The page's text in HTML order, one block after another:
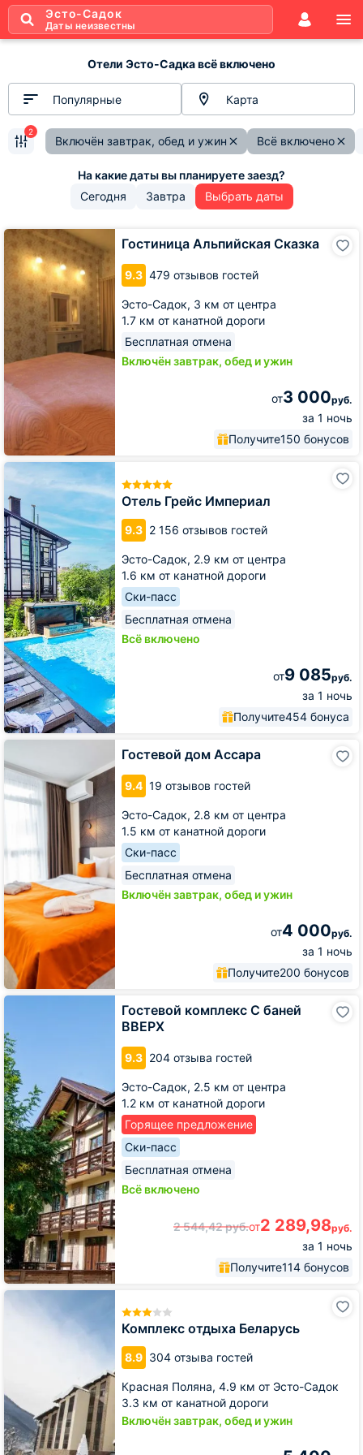
Эсто-Садок
Даты неизвестны
Отели Эсто-Садка всё включено
Популярные Карта
Включён завтрак, обед и ужин Всё включено
2
Сегодня Завтра Выбрать даты
Гостиница Альпийская Сказка
9.3 479 отзывов гостей
Эсто-Садок, 3 км от центра
1.7 км от канатной дороги
Бесплатная отмена
Включён завтрак, обед и ужин
от3 000руб.
за 1 ночь
Получите150 бонусов
Гостиница
Альпийская
Сказка
Отель Грейс Империал
9.3 2 156 отзывов гостей
Эсто-Садок, 2.9 км от центра
1.6 км от канатной дороги
Ски-пасс
Бесплатная отмена
Всё включено
от9 085руб.
за 1 ночь
Получите454 бонуса
Отель
Грейс
Империал
Гостевой дом Ассара
9.4 19 отзывов гостей
Эсто-Садок, 2.8 км от центра
1.5 км от канатной дороги
Ски-пасс
Бесплатная отмена
Включён завтрак, обед и ужин
от4 000руб.
за 1 ночь
Получите200 бонусов
Гостевой
дом
Ассара
Гостевой комплекс С баней
ВВЕРХ
9.3 204 отзыва гостей
Эсто-Садок, 2.5 км от центра
1.2 км от канатной дороги
Горящее предложение
Ски-пасс
Бесплатная отмена
Всё включено
2 544,42руб.от2 289,98руб.
за 1 ночь
Получите114 бонусов
Гостевой
С
баней
ВВЕРХ
Комплекс отдыха Беларусь
8.9 304 отзыва гостей
Красная Поляна, 4.9 км от Эсто-Садок
3.3 км от канатной дороги
Включён завтрак, обед и ужин
Комплекс